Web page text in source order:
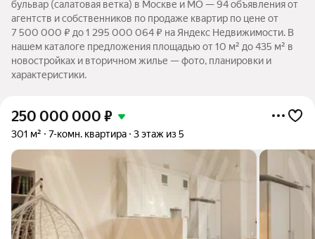
бульвар (салатовая ветка) в Москве и МО — 94 объявления от
агентств и собственников по продаже квартир по цене от
7 500 000 ₽ до 1 295 000 064 ₽ на Яндекс Недвижимости. В
нашем каталоге предложения площадью от 10 м² до 435 м² в
новостройках и вторичном жилье — фото, планировки и
характеристики.
250 000 000 ₽
301 м² 7-комн. квартира 3 этаж из 5